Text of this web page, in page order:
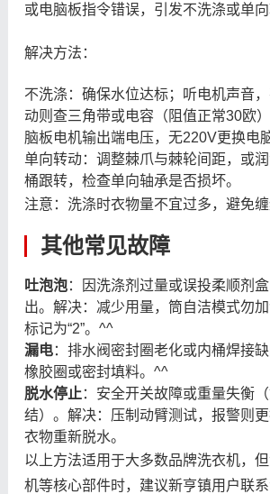
或电脑板指令错误，引发不洗涤或单
解决方法：
不洗涤：确保水位达标；听电机声音
动则查三角带或电容（阻值正常30欧
脑板电机输出端电压，无220V更换电
单向转动：调整棘爪与棘轮间距，或
桶跟转，检查单向轴承是否损坏。
注意：洗涤时衣物量不宜过多，避免
其他常见故障
吐泡泡：因洗涤剂过量或误投柔顺剂
出。解决：减少用量，筒自洁模式勿
标记为“2”。^^
漏电：排水阀密封圈老化或内桶焊接
橡胶圈或密封填料。^^
脱水停止：安全开关故障或重量失衡
结）。解决：压制动臂测试，报警则
衣物重新脱水。
以上方法适用于大多数品牌洗衣机，
机等核心部件时，建议新亨镇用户联